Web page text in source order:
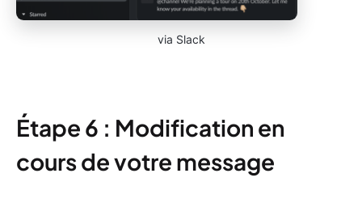
via Slack
Étape 6 : Modification en
cours de votre message